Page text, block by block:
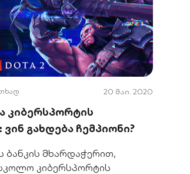
20 მაი. 2020
კიბერსპორტის
გახდება ჩემპიონი?
მხარდაჭერით,
კიბერსპორტის